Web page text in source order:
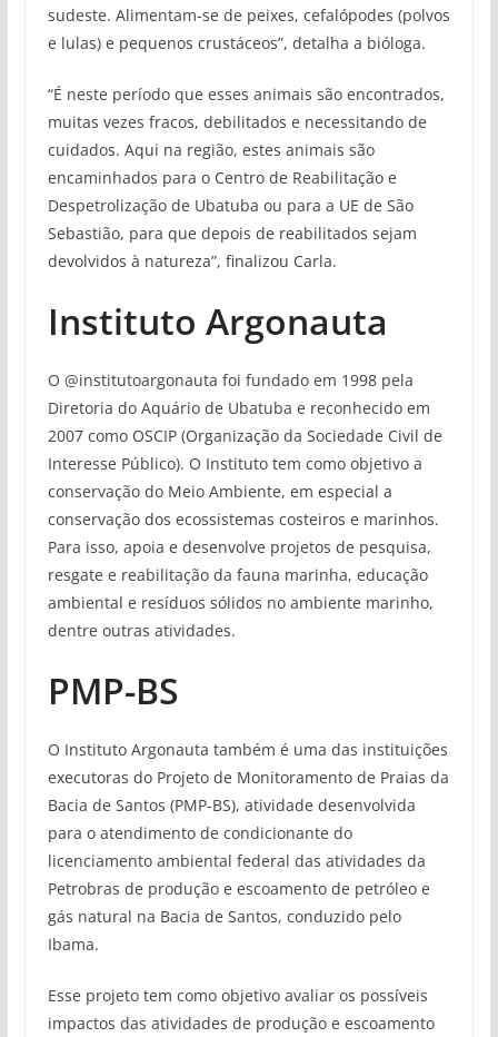
sudeste. Alimentam-se de peixes, cefalópodes (polvos
e lulas) e pequenos crustáceos”, detalha a bióloga.
“É neste período que esses animais são encontrados,
muitas vezes fracos, debilitados e necessitando de
cuidados. Aqui na região, estes animais são
encaminhados para o Centro de Reabilitação e
Despetrolização de Ubatuba ou para a UE de São
Sebastião, para que depois de reabilitados sejam
devolvidos à natureza”, finalizou Carla.
Instituto Argonauta
O @institutoargonauta foi fundado em 1998 pela
Diretoria do Aquário de Ubatuba e reconhecido em
2007 como OSCIP (Organização da Sociedade Civil de
Interesse Público). O Instituto tem como objetivo a
conservação do Meio Ambiente, em especial a
conservação dos ecossistemas costeiros e marinhos.
Para isso, apoia e desenvolve projetos de pesquisa,
resgate e reabilitação da fauna marinha, educação
ambiental e resíduos sólidos no ambiente marinho,
dentre outras atividades.
PMP-BS
O Instituto Argonauta também é uma das instituições
executoras do Projeto de Monitoramento de Praias da
Bacia de Santos (PMP-BS), atividade desenvolvida
para o atendimento de condicionante do
licenciamento ambiental federal das atividades da
Petrobras de produção e escoamento de petróleo e
gás natural na Bacia de Santos, conduzido pelo
Ibama.
Esse projeto tem como objetivo avaliar os possíveis
impactos das atividades de produção e escoamento